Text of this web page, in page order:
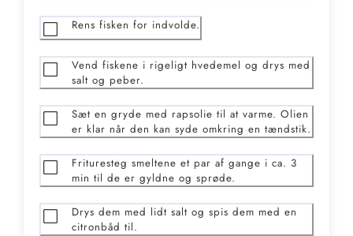
Rens fisken for indvolde.
Vend fiskene i rigeligt hvedemel og drys med
salt og peber.
Sæt en gryde med rapsolie til at varme. Olien
er klar når den kan syde omkring en tændstik.
Frituresteg smeltene et par af gange i ca. 3
min til de er gyldne og sprøde.
Drys dem med lidt salt og spis dem med en
citronbåd til.